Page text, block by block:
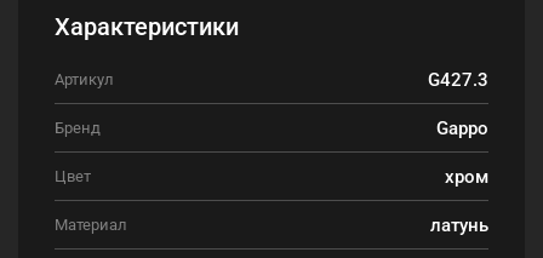
Характеристики
Артикул G427.3
Бренд Gappo
Цвет хром
Материал латунь